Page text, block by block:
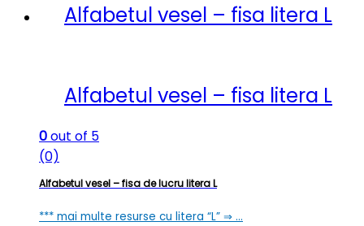
Alfabetul vesel – fisa litera L
Alfabetul vesel – fisa litera L
0out of 5
(0)
Alfabetul vesel – fisa de lucru litera L
*** mai multe resurse cu litera “L” ⇒ …